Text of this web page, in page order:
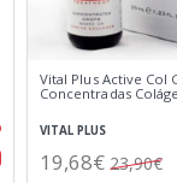
Vital Plus Active Col
Concentradas
VITAL PLUS
19,68€ 23,90€